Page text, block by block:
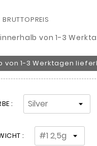
BRUTTOPREIS
von 1-3
von 1-3 Werktagen
:
: